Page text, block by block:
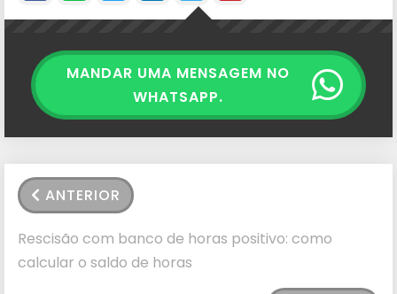
MANDAR UMA MENSAGEM NO
WHATSAPP.
ANTERIOR
Rescisão com banco de horas positivo: como
calcular o saldo de horas